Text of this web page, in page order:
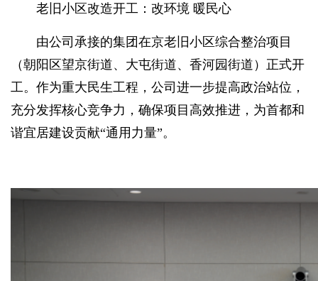
老旧小区改造开工：改环境 暖民心
由公司承接的集团在京老旧小区综合整治项目
（朝阳区望京街道、大屯街道、香河园街道）正式开
工。作为重大民生工程，公司进一步提高政治站位，
充分发挥核心竞争力，确保项目高效推进，为首都和
谐宜居建设贡献“通用力量”。